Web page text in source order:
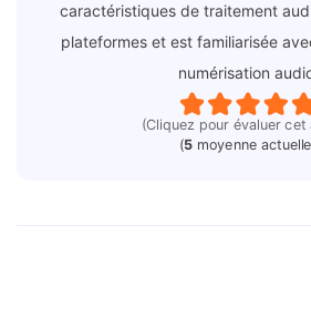
caractéristiques de traitement
plateformes et est familiarisée
numérisation
(Cliquez pour évaluer cet
(5 moyenne